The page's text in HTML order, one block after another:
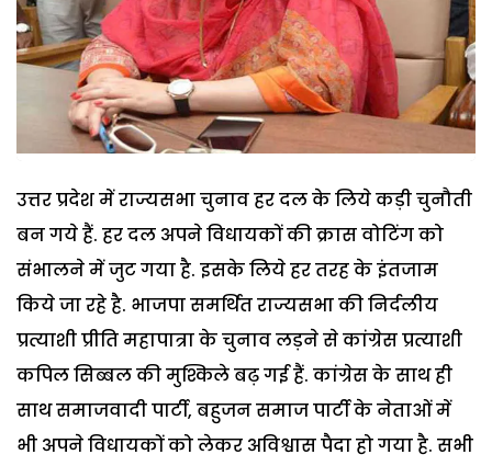
उत्तर प्रदेश में राज्यसभा चुनाव हर दल के लिये कड़ी चुनौती
बन गये हैं. हर दल अपने विधायकों की क्रास वोटिंग को
संभालने में जुट गया है. इसके लिये हर तरह के इंतजाम
किये जा रहे है. भाजपा समर्थित राज्यसभा की निर्दलीय
प्रत्याशी प्रीति महापात्रा के चुनाव लड़ने से कांग्रेस प्रत्याशी
कपिल सिब्बल की मुश्किले बढ़ गई हैं. कांग्रेस के साथ ही
साथ समाजवादी पार्टी, बहुजन समाज पार्टी के नेताओं में
भी अपने विधायकों को लेकर अविश्वास पैदा हो गया है. सभी